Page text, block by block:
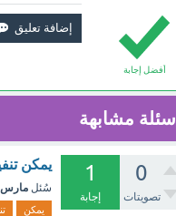
أفضل إجابة
أسئلة مشابهة
0
تصويتات
1
إجابة
يمكن
سُئل مارس 23
يمكن